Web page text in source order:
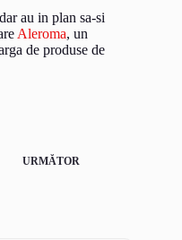
au in plan sa-si
Aleroma, un
de produse de
URMĂTOR